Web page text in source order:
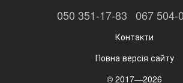
050 351-17-83 067 504-
Контакти
Повна версія сайту
© 2017—2026